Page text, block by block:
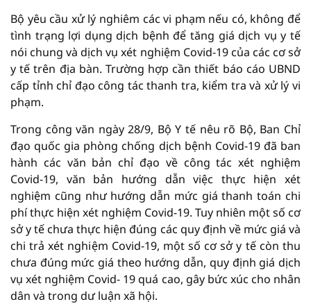
Bộ yêu cầu xử lý nghiêm các vi phạm nếu có, không để
tình trạng lợi dụng dịch bệnh để tăng giá dịch vụ y tế
nói chung và dịch vụ xét nghiệm Covid-19 của các cơ sở
y tế trên địa bàn. Trường hợp cần thiết báo cáo UBND
cấp tỉnh chỉ đạo công tác thanh tra, kiểm tra và xử lý vi
phạm.
Trong công văn ngày 28/9, Bộ Y tế nêu rõ Bộ, Ban Chỉ
đạo quốc gia phòng chống dịch bệnh Covid-19 đã ban
hành các văn bản chỉ đạo về công tác xét nghiệm
Covid-19, văn bản hướng dẫn việc thực hiện xét
nghiệm cũng như hướng dẫn mức giá thanh toán chi
phí thực hiện xét nghiệm Covid-19. Tuy nhiên một số cơ
sở y tế chưa thực hiện đúng các quy định về mức giá và
chi trả xét nghiệm Covid-19, một số cơ sở y tế còn thu
chưa đúng mức giá theo hướng dẫn, quy định giá dịch
vụ xét nghiệm Covid- 19 quá cao, gây bức xúc cho nhân
dân và trong dư luận xã hội.